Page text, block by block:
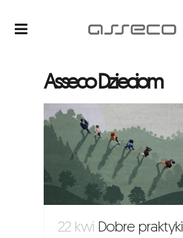
Asseco Dzieciom
22 kwi Dobre praktyki